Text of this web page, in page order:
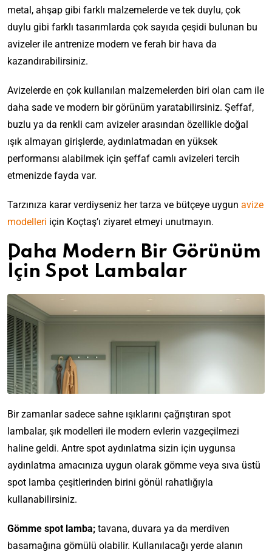
metal, ahşap gibi farklı malzemelerde ve tek duylu, çok
duylu gibi farklı tasarımlarda çok sayıda çeşidi bulunan bu
avizeler ile antrenize modern ve ferah bir hava da
kazandırabilirsiniz.
Avizelerde en çok kullanılan malzemelerden biri olan cam ile
daha sade ve modern bir görünüm yaratabilirsiniz. Şeffaf,
buzlu ya da renkli cam avizeler arasından özellikle doğal
ışık almayan girişlerde, aydınlatmadan en yüksek
performansı alabilmek için şeffaf camlı avizeleri tercih
etmenizde fayda var.
Tarzınıza karar verdiyseniz her tarza ve bütçeye uygun avize
modelleri için Koçtaş’ı ziyaret etmeyi unutmayın.
Daha Modern Bir Görünüm
İçin Spot Lambalar
Bir zamanlar sadece sahne ışıklarını çağrıştıran spot
lambalar, şık modelleri ile modern evlerin vazgeçilmezi
haline geldi. Antre spot aydınlatma sizin için uygunsa
aydınlatma amacınıza uygun olarak gömme veya sıva üstü
spot lamba çeşitlerinden birini gönül rahatlığıyla
kullanabilirsiniz.
Gömme spot lamba; tavana, duvara ya da merdiven
basamağına gömülü olabilir. Kullanılacağı yerde alanın